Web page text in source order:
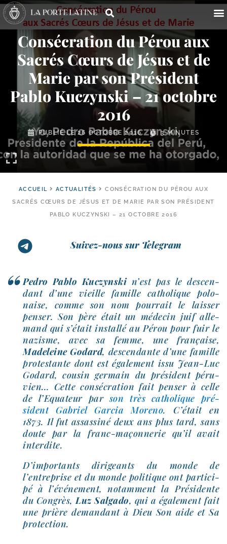
Consécration du Pérou aux
Sacrés Cœurs de Jésus et de
Marie par son Président
Pablo Kuczynski – 21 octobre
2016
PUBLIÉ LE26 OCTOBRE 2016 3 MINUTES
ACCUEIL ACTUALITÉS
CONSÉCRATION DU PÉROU AUX
SACRÉS CŒURS DE JÉSUS ET DE MARIE PAR SON PRÉSIDENT
PABLO KUCZYNSKI – 21 OCTOBRE 2016
Suivez-nous sur Telegram
Pedro Pablo Kuczynskin’est pas le des­cen­
dant d’une vieille famille catho­lique polo­
naise, comme son nom pour­rait le lais­ser
pen­ser. Son père était un méde­cin juif alle­
mand qui s’é­tait ins­tal­lé au Pérou pour fuir le
nazisme, avec sa femme, une fran­çaise,
Madeleine Godard, des­cen­dante d’une famille
pro­tes­tante dont est éga­le­ment issu Jean-​Luc
Godard, cou­sin ger­main du pré­sident péru­
vien… Cette consé­cra­tion fait pen­ser à celle
de l’Equateur parson très catho­lique pré­
sident Gabriel Garcia Moreno. C’était en
1873. Il fut assas­si­né deux ans plus tard, sans
doute par la franc-​maçonnerie qu’il avait
interdite.
D’importants diri­geants du monde de
l’entreprise et du monde poli­tique ont par­ti­ci­
pé à l’événement, notam­ment la Présidente
du Congrès,Luz Salgado, qui a éga­le­ment fait
une prière deman­dant à Dieu Son aide et Sa
protection.